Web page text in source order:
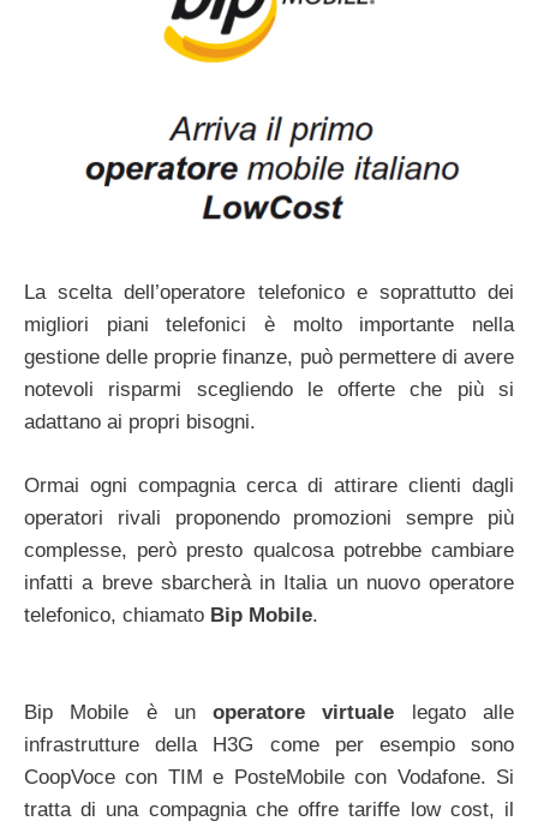
La scelta dell’operatore telefonico e soprattutto dei
migliori piani telefonici è molto importante nella
gestione delle proprie finanze, può permettere di avere
notevoli risparmi scegliendo le offerte che più si
adattano ai propri bisogni.
Ormai ogni compagnia cerca di attirare clienti dagli
operatori rivali proponendo promozioni sempre più
complesse, però presto qualcosa potrebbe cambiare
infatti a breve sbarcherà in Italia un nuovo operatore
telefonico, chiamato Bip Mobile.
Bip Mobile è unoperatore virtuale legato alle
infrastrutture della H3G come per esempio sono
CoopVoce con TIM e PosteMobile con Vodafone. Si
tratta di una compagnia che offre tariffe low cost, il